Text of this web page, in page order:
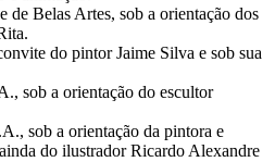
de Belas Artes, sob a orientação dos
do pintor Jaime Silva e sob sua
sob a orientação do escultor
sob a orientação da pintora e
do ilustrador Ricardo Alexandre